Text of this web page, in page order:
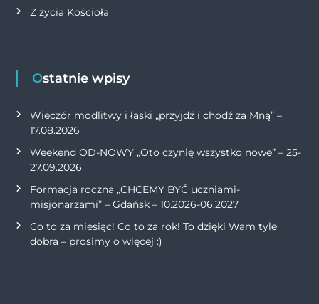
Z życia Kościoła
Ostatnie wpisy
Wieczór modlitwy i łaski „przyjdź i chodź za Mną” –
17.08.2026
Weekend OD-NOWY „Oto czynię wszystko nowe” – 25-
27.09.2026
Formacja roczna „CHCEMY BYĆ uczniami-
misjonarzami” – Gdańsk – 10.2026-06.2027
Co to za miesiąc! Co to za rok! To dzięki Wam tyle
dobra – prosimy o więcej :)